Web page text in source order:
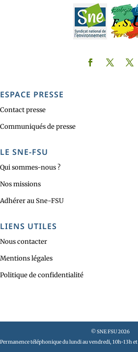
ESPACE PRESSE
Contact presse
Communiqués de presse
LE SNE-FSU
Qui sommes-nous ?
Nos missions
Adhérer au Sne-FSU
LIENS UTILES
Nous contacter
Mentions légales
Politique de confidentialité
© SNE FSU 2026
Permanence téléphonique du lundi au vendredi, 10h-13h